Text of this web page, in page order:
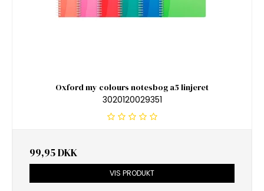
Oxford my colours notesbog a5 linjeret
3020120029351
99,95 DKK
VIS PRODUKT